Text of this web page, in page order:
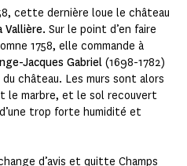
cette dernière loue le château
Vallière. Sur le point d’en faire
1758, elle commande à
Jacques Gabriel (1698-1782)
château. Les murs sont alors
le marbre, et le sol recouvert
trop forte humidité et
d’avis et quitte Champs